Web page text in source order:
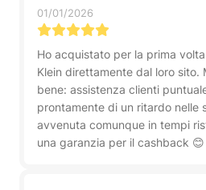
01/01/2026
Ho acquistato per la prima
Klein direttamente dal loro sito.
bene: assistenza clienti
prontamente di un ritardo nelle
avvenuta comunque in tempi
una garanzia per il cashback 😊